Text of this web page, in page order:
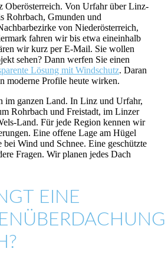
Oberösterreich. Von Urfahr über Linz-
Rohrbach, Gmunden und
von Niederösterreich,
fahren wir bis etwa eineinhalb
wir kurz per E-Mail. Sie wollen
sehen? Dann werfen Sie einen
Lösung mit Windschutz. Daran
moderne Profile heute wirken.
im ganzen Land. In Linz und Urfahr,
Rohrbach und Freistadt, im Linzer
Land. Für jede Region kennen wir
Eine offene Lage am Hügel
bei Wind und Schnee. Eine geschützte
Fragen. Wir planen jedes Dach
EINE